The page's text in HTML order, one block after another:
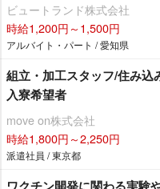
ビュートランド株式会社
時給1,200円～1,500円
アルバイト・パート / 愛知県
組立・加工スタッフ/住み込
入寮希望者
move on株式会社
時給1,800円～2,250円
派遣社員 / 東京都